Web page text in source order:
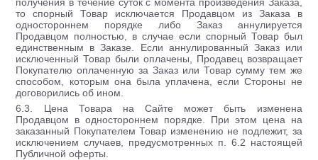
то спорный Товар исключается Продавцом из Заказа в
одностороннем порядке либо Заказ аннулируется
Продавцом полностью, в случае если спорный Товар был
единственным в Заказе. Если аннулированный Заказ или
исключенный Товар были оплачены, Продавец возвращает
Покупателю оплаченную за Заказ или Товар сумму тем же
способом, которым она была уплачена, если Стороны не
договорились об ином.
6.3. Цена Товара на Сайте может быть изменена
Продавцом в одностороннем порядке. При этом цена на
заказанный Покупателем Товар изменению не подлежит, за
исключением случаев, предусмотренных п. 6.2 настоящей
Публичной оферты.